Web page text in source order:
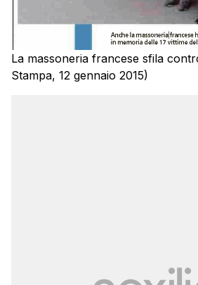
La massoneria francese sfila
Stampa, 12 gennaio 2015)